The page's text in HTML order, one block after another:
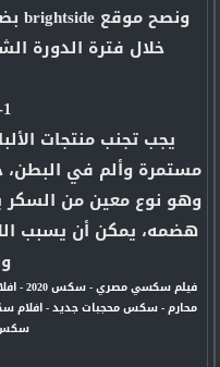
خلال فترة الدورة
1- الحليب
يجب تجنب منتجات
مستمرة وألم في البطن،
وهو نوع معين من
هضمه، يمكن أن يسبب
فيلم سكسي مصري-سكس 2020 -
محارم-سكس محجبات جديد-افلام